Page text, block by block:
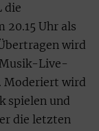
die
20.15 Uhr als
wird
Musik-Live-
Moderiert wird
spielen und
die letzten